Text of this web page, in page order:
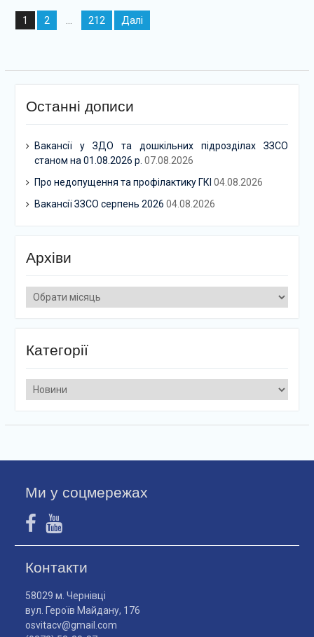
Навігація
записів
1 2 212 Далі
Останні дописи
Вакансії у ЗДО та дошкільних підрозділах ЗЗСО
станом на 01.08.2026 р. 07.08.2026
Про недопущення та профілактику ГКІ 04.08.2026
Вакансії ЗЗСО серпень 2026 04.08.2026
Архіви
Архіви
Категорії
Категорії
Ми у соцмережах
Контакти
58029 м. Чернівці
вул. Героїв Майдану, 176
osvitacv@gmail.com